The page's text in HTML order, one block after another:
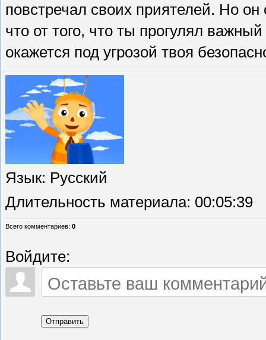
повстречал своих приятелей. Но
что от того, что ты прогулял
окажется под угрозой твоя
Язык: Русский
Длительность материала: 00:05:39
Всего комментариев: 0
Войдите:
Отправить